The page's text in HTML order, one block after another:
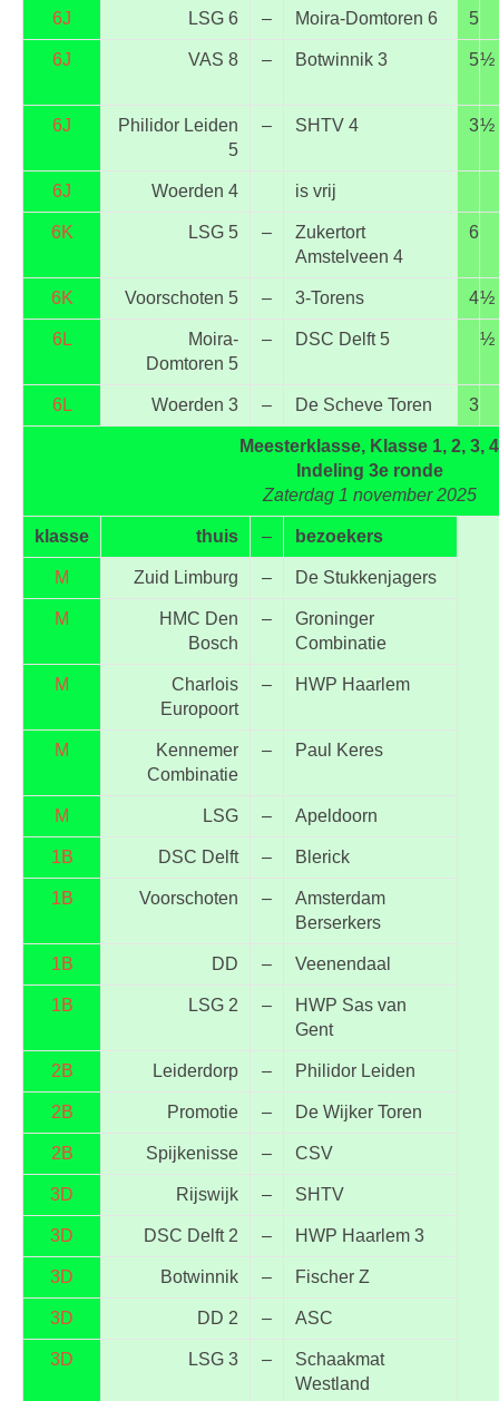
6J LSG 6 – Moira-Domtoren 6 5
6J VAS 8 – Botwinnik 3 5½
6J
Philidor Leiden
5
– SHTV 4 3½
6J Woerden 4 is vrij
6K LSG 5 –
Zukertort
Amstelveen 4
6
6K Voorschoten 5 – 3-Torens 4½
6L
Moira-
Domtoren 5
– DSC Delft 5 ½
6L Woerden 3 – De Scheve Toren 3
Meesterklasse, Klasse 1, 2, 3, 4
Indeling 3e ronde
Zaterdag 1 november 2025
klasse thuis – bezoekers
M Zuid Limburg – De Stukkenjagers
M
HMC Den
Bosch
–
Groninger
Combinatie
M
Charlois
Europoort
– HWP Haarlem
M
Kennemer
Combinatie
– Paul Keres
M LSG – Apeldoorn
1B DSC Delft – Blerick
1B Voorschoten –
Amsterdam
Berserkers
1B DD – Veenendaal
1B LSG 2 –
HWP Sas van
Gent
2B Leiderdorp – Philidor Leiden
2B Promotie – De Wijker Toren
2B Spijkenisse – CSV
3D Rijswijk – SHTV
3D DSC Delft 2 – HWP Haarlem 3
3D Botwinnik – Fischer Z
3D DD 2 – ASC
3D LSG 3 –
Schaakmat
Westland